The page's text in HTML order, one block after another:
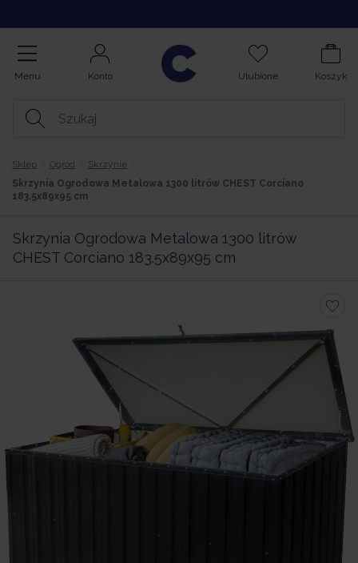
Menu Konto Ulubione Koszyk
Sklep Ogród
Skrzynie
Skrzynia Ogrodowa Metalowa 1300 litrów CHEST Corciano
183.5x89x95 cm
Skrzynia Ogrodowa Metalowa 1300 litrów
CHEST Corciano 183.5x89x95 cm